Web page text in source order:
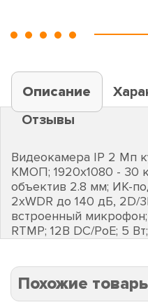
Описание
Отзывы
Видеокамера IP 2 Мп
КМОП; 1920х1080 - 30
объектив 2.8 мм; ИК-
2хWDR до 140 дБ, 2D/
встроенный микрофон;
RTMP; 12В DC/PoE; 5
Похожие